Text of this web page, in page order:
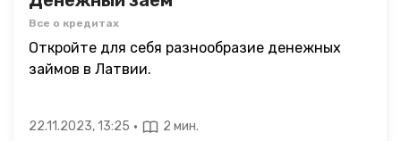
Все о кредитах
Откройте для себя разнообразие денежных
займов в Латвии.
22.11.2023, 13:25 · 2 мин.